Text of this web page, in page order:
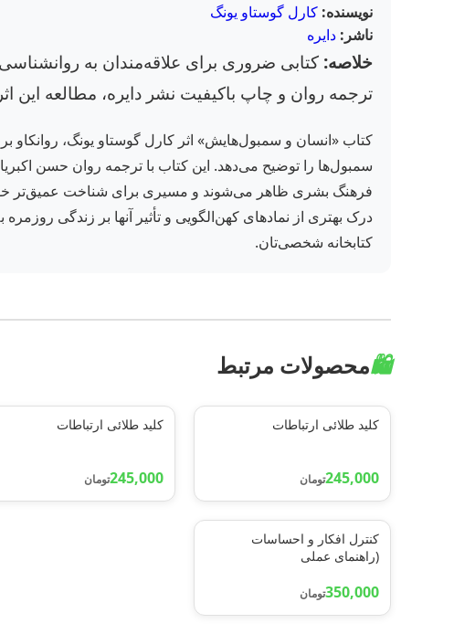
نویسنده: کارل گوستاو یونگ
ناشر: دایره
خلاصه: کتابی ضروری برای علاقه‌مندان به روانشناسی
ترجمه روان و چاپ باکیفیت نشر دایره، مطالعه
کتاب «انسان و سمبول‌هایش» اثر کارل گوستاو یونگ، روانکاو
سمبول‌ها را توضیح می‌دهد. این کتاب با ترجمه روان حسن
فرهنگ بشری ظاهر می‌شوند و مسیری برای شناخت عمیق‌تر خود
درک بهتری از نمادهای کهن‌الگویی و تأثیر آنها بر زندگی
کتابخانه شخصی‌تان.
🛍️محصولات مرتبط
کلید طلائی ارتباطات
245,000تومان
کلید طلائی ارتباطات
245,000تومان
کنترل افکار و احساسات
(راهنمای عملی
ناپسند...)
350,000تومان